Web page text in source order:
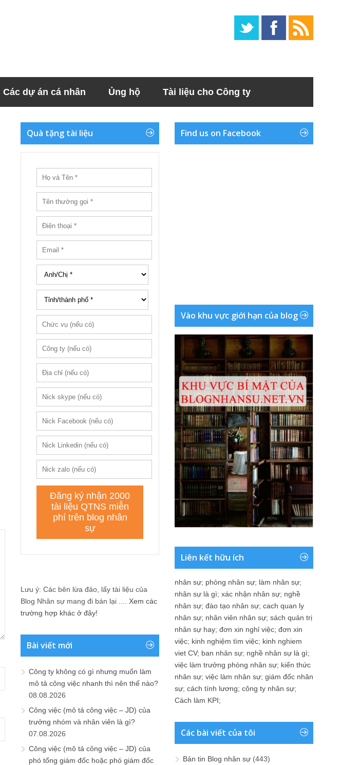
Các dự án cá nhân Ủng hộ Tài liệu cho Công ty
Quà tặng tài liệu
Lưu ý: Các bên lừa đảo, lấy tài liệu của
Blog Nhân sự mang đi bán lại .... Xem các
trường hợp khác ở đây!
Bài viết mới
Công ty không có gì nhưng muốn làm
mô tả công việc nhanh thì nên thế nào?
08.08.2026
Công việc (mô tả công việc – JD) của
trưởng nhóm và nhân viên là gì?
07.08.2026
Công việc (mô tả công việc – JD) của
phó tổng giám đốc hoặc phó giám đốc
Find us on Facebook
Vào khu vực giới hạn của blog
Liên kết hữu ích
nhân sự; phòng nhân sự; làm nhân sự;
nhân sự là gì; xác nhận nhân sự; nghề
nhân sự; đào tạo nhân sự; cach quan ly
nhân sự; nhân viên nhân sự; sách quản trị
nhân sự hay; đơn xin nghỉ việc; đơn xin
việc; kinh nghiệm tìm việc; kinh nghiem
viet CV; ban nhân sự; nghề nhân sự là gì;
việc làm trưởng phòng nhân sự; kiến thức
nhân sự; việc làm nhân sự; giám đốc nhân
sự; cách tính lương; công ty nhân sự;
Cách làm KPI;
Các bài viết của tôi
Bản tin Blog nhân sự (443)